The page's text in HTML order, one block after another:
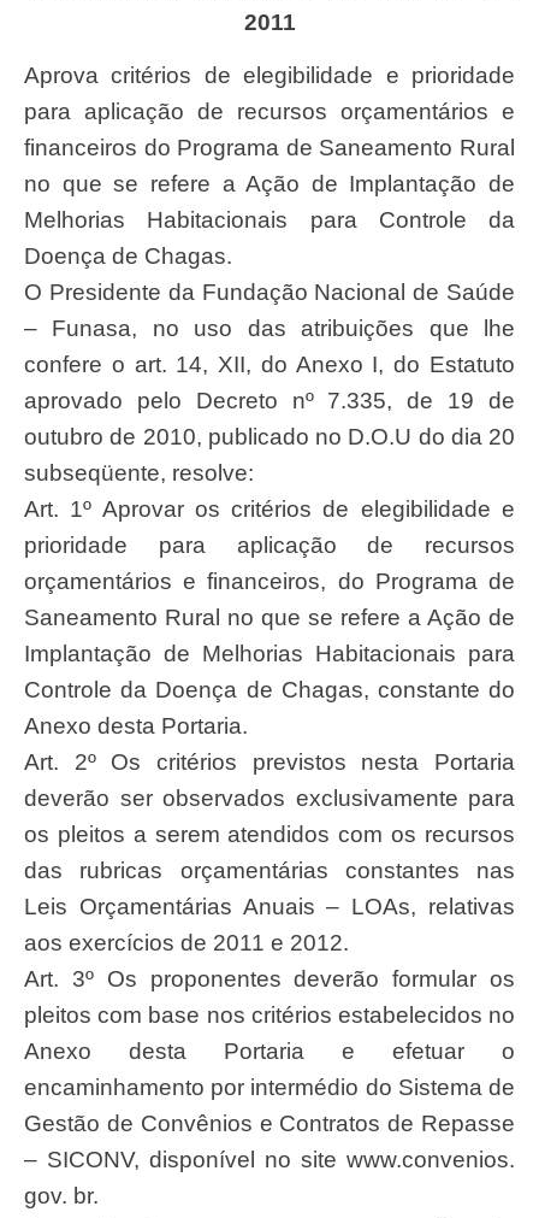
2011
Aprova critérios de elegibilidade e prioridade
para aplicação de recursos orçamentários e
financeiros do Programa de Saneamento Rural
no que se refere a Ação de Implantação de
Melhorias Habitacionais para Controle da
Doença de Chagas.
O Presidente da Fundação Nacional de Saúde
– Funasa, no uso das atribuições que lhe
confere o art. 14, XII, do Anexo I, do Estatuto
aprovado pelo Decreto nº 7.335, de 19 de
outubro de 2010, publicado no D.O.U do dia 20
subseqüente, resolve:
Art. 1º Aprovar os critérios de elegibilidade e
prioridade para aplicação de recursos
orçamentários e financeiros, do Programa de
Saneamento Rural no que se refere a Ação de
Implantação de Melhorias Habitacionais para
Controle da Doença de Chagas, constante do
Anexo desta Portaria.
Art. 2º Os critérios previstos nesta Portaria
deverão ser observados exclusivamente para
os pleitos a serem atendidos com os recursos
das rubricas orçamentárias constantes nas
Leis Orçamentárias Anuais – LOAs, relativas
aos exercícios de 2011 e 2012.
Art. 3º Os proponentes deverão formular os
pleitos com base nos critérios estabelecidos no
Anexo desta Portaria e efetuar o
encaminhamento por intermédio do Sistema de
Gestão de Convênios e Contratos de Repasse
– SICONV, disponível no site www.convenios.
gov. br.